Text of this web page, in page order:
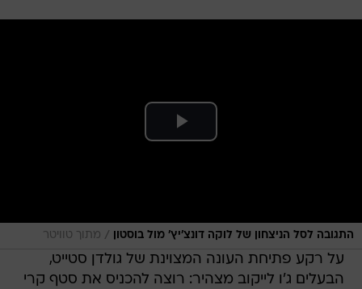
התגובה לסל הניצחון של לוקה דונצ'יץ' מול בוסטון / מתוך טוויטר
על רקע פתיחת העונה המצוינת של גולדן סטייט,
הבעלים ג'ו לייקוב מצהיר: רוצה להכניס את סטף קרי